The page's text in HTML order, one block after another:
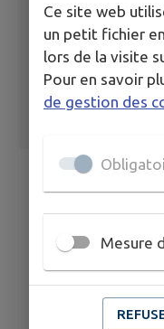
Ce site web
un petit fichier
lors de la visite
Pour en savoir
de gestion des
Mesure